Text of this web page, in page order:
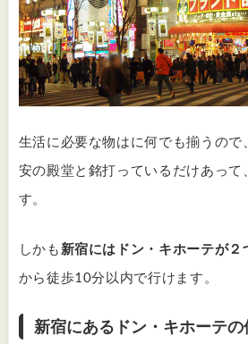
生活に必要な物はに何でも揃うので
安の殿堂と銘打っているだけあっ
す。
しかも 新宿にはドン・キホーテが２
から徒歩10分以内で行けます。
新宿にあるドン・キホーテの